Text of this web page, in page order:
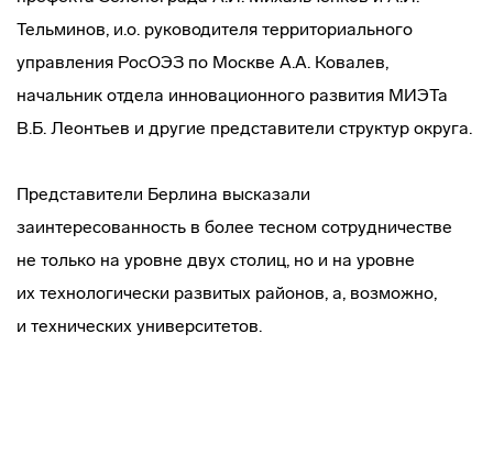
Тельминов, и.о. руководителя территориального
управления РосОЭЗ по Москве А.А. Ковалев,
начальник отдела инновационного развития МИЭТа
В.Б. Леонтьев и другие представители структур округа.
Представители Берлина высказали
заинтересованность в более тесном сотрудничестве
не только на уровне двух столиц, но и на уровне
их технологически развитых районов, а, возможно,
и технических университетов.